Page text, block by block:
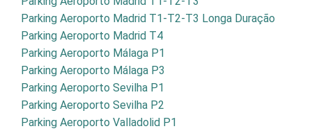
Parking Aeroporto Madrid T1-T2-T3 Longa Duração
Parking Aeroporto Madrid T4
Parking Aeroporto Málaga P1
Parking Aeroporto Málaga P3
Parking Aeroporto Sevilha P1
Parking Aeroporto Sevilha P2
Parking Aeroporto Valladolid P1